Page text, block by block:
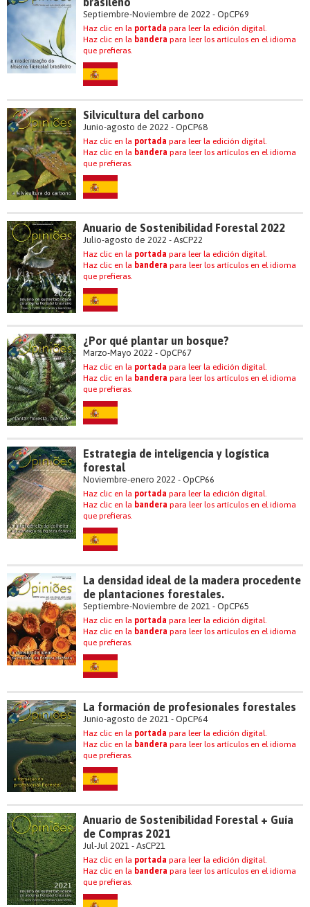
Septiembre-Noviembre de 2022 - OpCP69
Haz clic en la portada para leer la edición digital.
Haz clic en la bandera para leer los artículos en el idioma
que prefieras.
Silvicultura del carbono
Junio-agosto de 2022 - OpCP68
Haz clic en la portada para leer la edición digital.
Haz clic en la bandera para leer los artículos en el idioma
que prefieras.
Anuario de Sostenibilidad Forestal 2022
Julio-agosto de 2022 - AsCP22
Haz clic en la portada para leer la edición digital.
Haz clic en la bandera para leer los artículos en el idioma
que prefieras.
¿Por qué plantar un bosque?
Marzo-Mayo 2022 - OpCP67
Haz clic en la portada para leer la edición digital.
Haz clic en la bandera para leer los artículos en el idioma
que prefieras.
Estrategia de inteligencia y logística
forestal
Noviembre-enero 2022 - OpCP66
Haz clic en la portada para leer la edición digital.
Haz clic en la bandera para leer los artículos en el idioma
que prefieras.
La densidad ideal de la madera procedente
de plantaciones forestales.
Septiembre-Noviembre de 2021 - OpCP65
Haz clic en la portada para leer la edición digital.
Haz clic en la bandera para leer los artículos en el idioma
que prefieras.
La formación de profesionales forestales
Junio-agosto de 2021 - OpCP64
Haz clic en la portada para leer la edición digital.
Haz clic en la bandera para leer los artículos en el idioma
que prefieras.
Anuario de Sostenibilidad Forestal + Guía
de Compras 2021
Jul-Jul 2021 - AsCP21
Haz clic en la portada para leer la edición digital.
Haz clic en la bandera para leer los artículos en el idioma
que prefieras.